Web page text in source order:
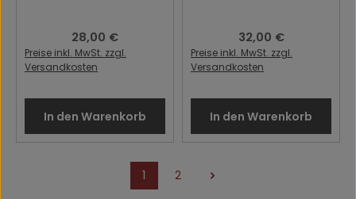
Regulärer Preis:
28,00 €
Preise inkl. MwSt. zzgl.
Versandkosten
In den Warenkorb
Regulärer Preis:
32,00 €
Preise inkl. MwSt. zzgl.
Versandkosten
In den Warenkorb
Seite
1 Seite
2